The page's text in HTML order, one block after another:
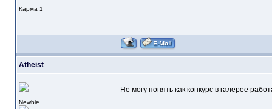
Карма 1
Atheist
Newbie
Не могу понять как конкурс в галерее